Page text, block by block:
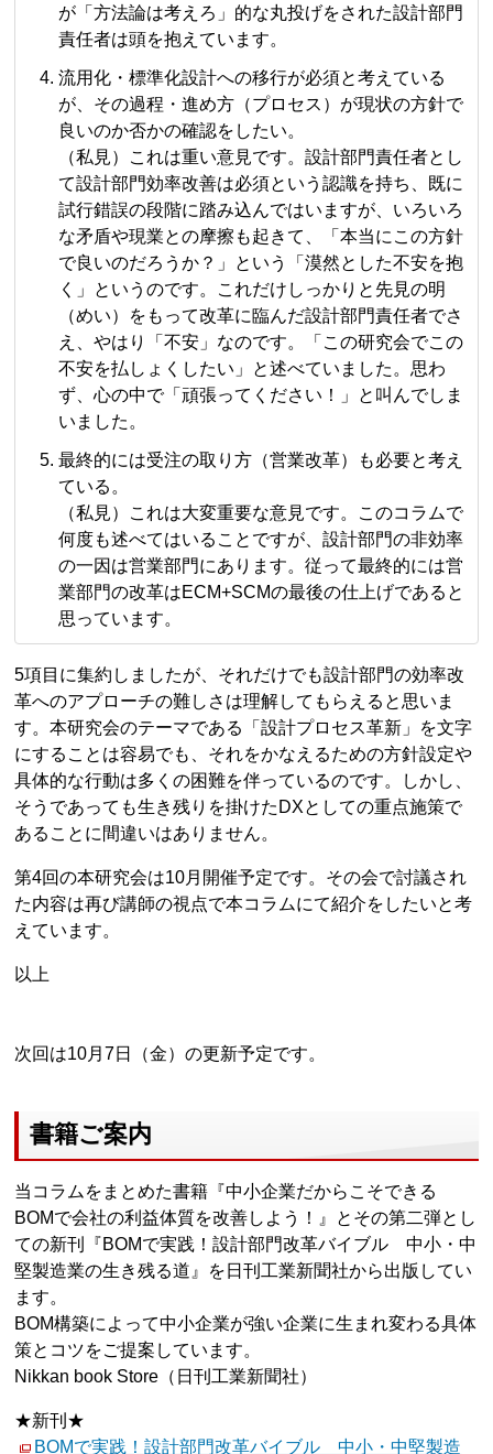
が「方法論は考えろ」的な丸投げをされた設計部門
責任者は頭を抱えています。
流用化・標準化設計への移行が必須と考えている
が、その過程・進め方（プロセス）が現状の方針で
良いのか否かの確認をしたい。
（私見）これは重い意見です。設計部門責任者とし
て設計部門効率改善は必須という認識を持ち、既に
試行錯誤の段階に踏み込んではいますが、いろいろ
な矛盾や現業との摩擦も起きて、「本当にこの方針
で良いのだろうか？」という「漠然とした不安を抱
く」というのです。これだけしっかりと先見の明
（めい）をもって改革に臨んだ設計部門責任者でさ
え、やはり「不安」なのです。「この研究会でこの
不安を払しょくしたい」と述べていました。思わ
ず、心の中で「頑張ってください！」と叫んでしま
いました。
最終的には受注の取り方（営業改革）も必要と考え
ている。
（私見）これは大変重要な意見です。このコラムで
何度も述べてはいることですが、設計部門の非効率
の一因は営業部門にあります。従って最終的には営
業部門の改革はECM+SCMの最後の仕上げであると
思っています。
5項目に集約しましたが、それだけでも設計部門の効率改
革へのアプローチの難しさは理解してもらえると思いま
す。本研究会のテーマである「設計プロセス革新」を文字
にすることは容易でも、それをかなえるための方針設定や
具体的な行動は多くの困難を伴っているのです。しかし、
そうであっても生き残りを掛けたDXとしての重点施策で
あることに間違いはありません。
第4回の本研究会は10月開催予定です。その会で討議され
た内容は再び講師の視点で本コラムにて紹介をしたいと考
えています。
以上
次回は10月7日（金）の更新予定です。
書籍ご案内
当コラムをまとめた書籍『中小企業だからこそできる
BOMで会社の利益体質を改善しよう！』とその第二弾とし
ての新刊『BOMで実践！設計部門改革バイブル 中小・中
堅製造業の生き残る道』を日刊工業新聞社から出版してい
ます。
BOM構築によって中小企業が強い企業に生まれ変わる具体
策とコツをご提案しています。
Nikkan book Store（日刊工業新聞社）
★新刊★
BOMで実践！設計部門改革バイブル 中小・中堅製造